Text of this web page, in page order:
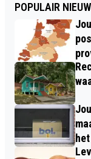
POPULAIR